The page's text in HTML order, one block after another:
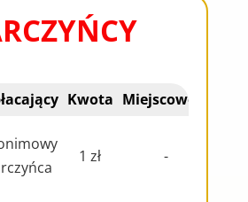
Kwota Miejscowość
1 zł -